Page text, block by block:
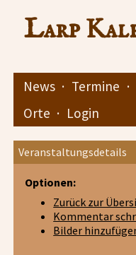
Larp
News · Termine ·
Orte · Login
Veranstaltungsdetails
Optionen:
Zurück zur
Kommentar
Bilder